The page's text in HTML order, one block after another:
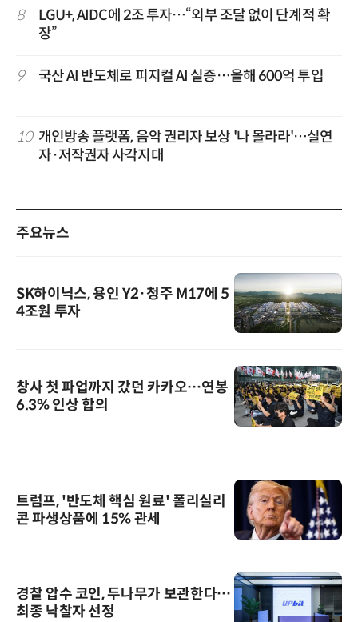
8
LGU+, AIDC에 2조 투자…“외부 조달 없이 단계적 확
장”
9 국산 AI 반도체로 피지컬 AI 실증…올해 600억 투입
10 개인방송 플랫폼, 음악 권리자 보상 '나 몰라라'…실연
자·저작권자 사각지대
주요뉴스
SK하이닉스, 용인 Y2·청주 M17에 5
4조원 투자
창사 첫 파업까지 갔던 카카오…연봉
6.3% 인상 합의
트럼프, '반도체 핵심 원료' 폴리실리
콘 파생상품에 15% 관세
경찰 압수 코인, 두나무가 보관한다…
최종 낙찰자 선정